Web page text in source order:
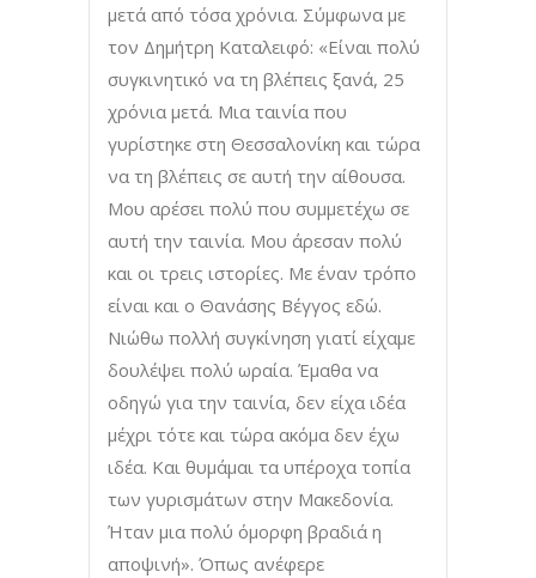
μετά από τόσα χρόνια. Σύμφωνα με
τον Δημήτρη Καταλειφό: «Είναι πολύ
συγκινητικό να τη βλέπεις ξανά, 25
χρόνια μετά. Μια ταινία που
γυρίστηκε στη Θεσσαλονίκη και τώρα
να τη βλέπεις σε αυτή την αίθουσα.
Μου αρέσει πολύ που συμμετέχω σε
αυτή την ταινία. Μου άρεσαν πολύ
και οι τρεις ιστορίες. Με έναν τρόπο
είναι και ο Θανάσης Βέγγος εδώ.
Νιώθω πολλή συγκίνηση γιατί είχαμε
δουλέψει πολύ ωραία. Έμαθα να
οδηγώ για την ταινία, δεν είχα ιδέα
μέχρι τότε και τώρα ακόμα δεν έχω
ιδέα. Και θυμάμαι τα υπέροχα τοπία
των γυρισμάτων στην Μακεδονία.
Ήταν μια πολύ όμορφη βραδιά η
αποψινή». Όπως ανέφερε